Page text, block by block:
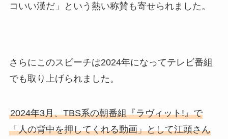
コいい漢だ」という熱い称賛も寄せられました。
さらにこのスピーチは2024年になってテレビ番組
でも取り上げられました。
2024年3月、TBS系の朝番組『ラヴィット!』で
「人の背中を押してくれる動画」として江頭さん